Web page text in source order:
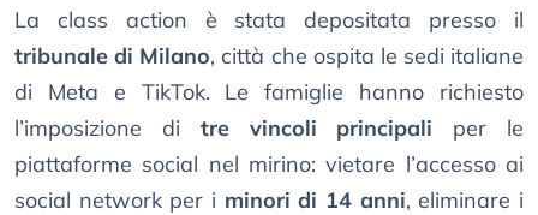
La class action è stata depositata presso il
tribunale di Milano, città che ospita le sedi italiane
di Meta e TikTok. Le famiglie hanno richiesto
l’imposizione di tre vincoli principali per le
piattaforme social nel mirino: vietare l’accesso ai
social network per i minori di 14 anni, eliminare i